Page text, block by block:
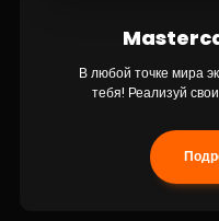
В любой точке мира
тебя! Реализуй